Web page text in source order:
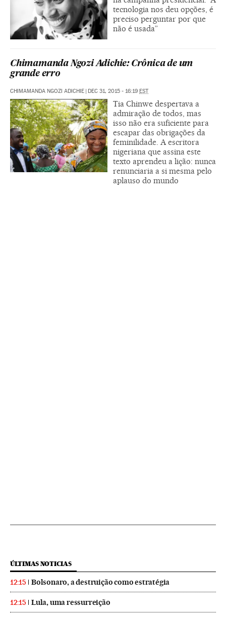
tecnologia nos deu opções, é
preciso perguntar por que
não é usada”
Chimamanda Ngozi Adichie: Crônica de um
grande erro
CHIMAMANDA NGOZI ADICHIE | DEC 31, 2015 - 16:19 EST
Tia Chinwe despertava a
admiração de todos, mas
isso não era suficiente para
escapar das obrigações da
feminilidade. A escritora
nigeriana que assina este
texto aprendeu a lição: nunca
renunciaria a si mesma pelo
aplauso do mundo
ÚLTIMAS NOTICIAS
12:15 Bolsonaro, a destruição como estratégia
12:15 Lula, uma ressurreição